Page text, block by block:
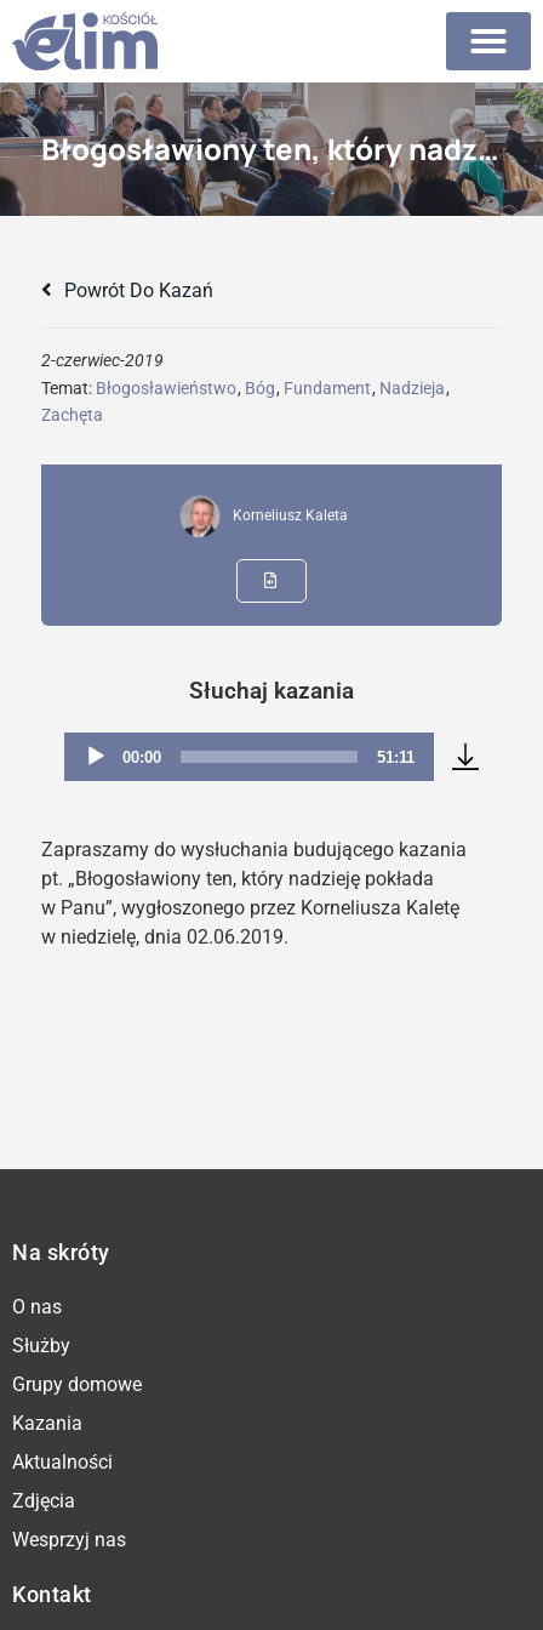
Błogosławiony ten, który nadzieję pokłada w Panu
Powrót Do Kazań
2-czerwiec-2019
Temat: Błogosławieństwo, Bóg, Fundament, Nadzieja,
Zachęta
Korneliusz Kaleta
Słuchaj kazania
Odtwarzacz
00:00 51:11
Zapraszamy do wysłuchania budującego kazania
pt. „Błogosławiony ten, który nadzieję pokłada
w Panu”, wygłoszonego przez Korneliusza Kaletę
w niedzielę, dnia 02.06.2019.
Na skróty
O nas
Służby
Grupy domowe
Kazania
Aktualności
Zdjęcia
Wesprzyj nas
Kontakt